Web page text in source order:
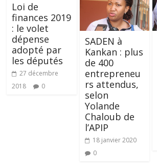
Loi de
finances 2019
: le volet
dépense
adopté par
les députés
27 décembre
2018
0
SADEN à
Kankan : plus
de 400
entrepreneu
rs attendus,
selon
Yolande
Chaloub de
l’APIP
18 janvier 2020
0